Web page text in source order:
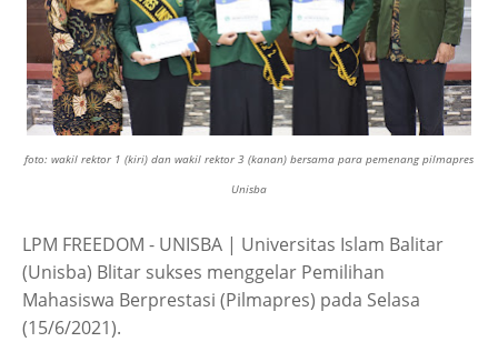
foto: wakil rektor 1 (kiri) dan wakil rektor 3 (kanan) bersama para pemenang pilmapres
Unisba
LPM FREEDOM - UNISBA | Universitas Islam Balitar
(Unisba) Blitar sukses menggelar Pemilihan
Mahasiswa Berprestasi (Pilmapres) pada Selasa
(15/6/2021).